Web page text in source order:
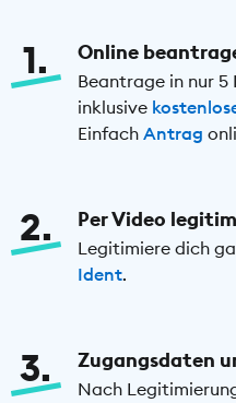
1 Online
Beantrage in nur
inklusive
Einfach Antrag
2 Per Video
Legitimiere dich
Ident.
3 Zugangsdaten
Nach